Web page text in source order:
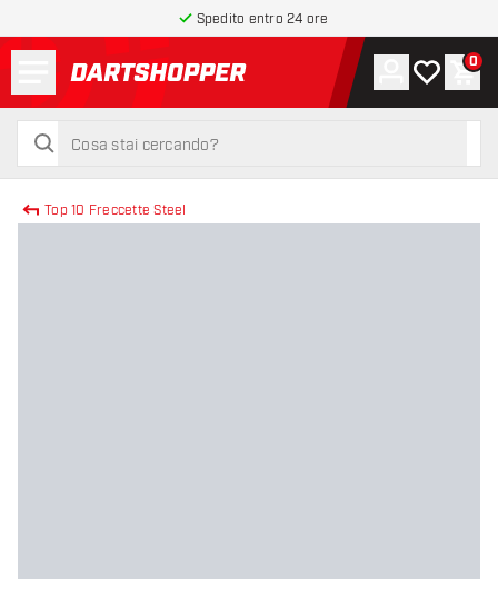
Spedito entro 24 ore
torna alla home page
cerca
cerca
Account
La mia0
Top 10 Freccette Steel